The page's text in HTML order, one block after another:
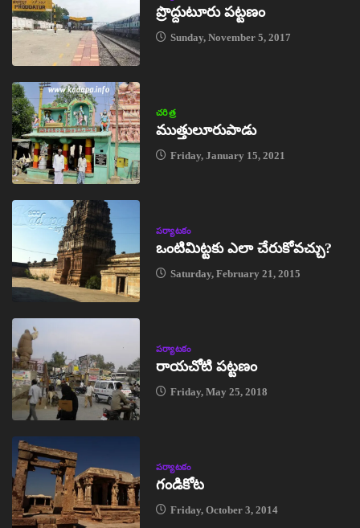
ప్రొద్దుటూరు పట్టణం
Sunday, November 5, 2017
చరిత్ర
ముత్తులూరుపాడు
Friday, January 15, 2021
పర్యాటకం
ఒంటిమిట్టకు ఎలా చేరుకోవచ్చు?
Saturday, February 21, 2015
పర్యాటకం
రాయచోటి పట్టణం
Friday, May 25, 2018
పర్యాటకం
గండికోట
Friday, October 3, 2014